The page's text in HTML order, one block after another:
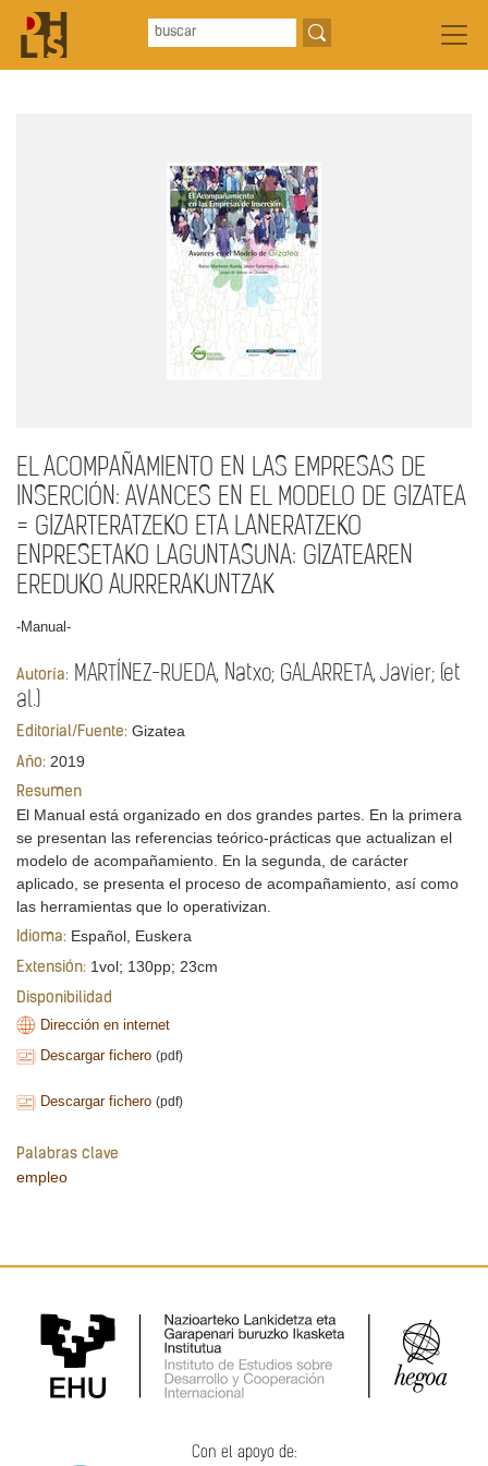
EL ACOMPAÑAMIENTO EN LAS EMPRESAS DE
INSERCIÓN: AVANCES EN EL MODELO DE GIZATEA
= GIZARTERATZEKO ETA LANERATZEKO
ENPRESETAKO LAGUNTASUNA: GIZATEAREN
EREDUKO AURRERAKUNTZAK
-Manual-
Autoría: MARTÍNEZ-RUEDA, Natxo; GALARRETA, Javier; (et
al.)
Editorial/Fuente: Gizatea
Año: 2019
Resumen
El Manual está organizado en dos grandes partes. En la primera
se presentan las referencias teórico-prácticas que actualizan el
modelo de acompañamiento. En la segunda, de carácter
aplicado, se presenta el proceso de acompañamiento, así como
las herramientas que lo operativizan.
Idioma: Español, Euskera
Extensión: 1vol; 130pp; 23cm
Disponibilidad
Dirección en internet
Descargar fichero (pdf)
Descargar fichero (pdf)
Palabras clave
empleo
Con el apoyo de: